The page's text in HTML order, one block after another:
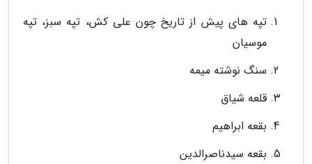
تپه های پیش از تاریخ چون علی کش، تپه سبز، تپه
موسیان
سنگ نوشته میمه
قلعه شیاق
بقعه ابراهیم
بقعه سیدناصرالدین